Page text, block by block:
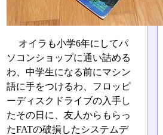
オイラも小学6年にしてパ
ソコンショップに通い詰める
わ、中学生になる前にマシン
語に手をつけるわ、フロッピ
ーディスクドライブの入手し
たその日に、友人からもらっ
たFATの破損したシステムデ